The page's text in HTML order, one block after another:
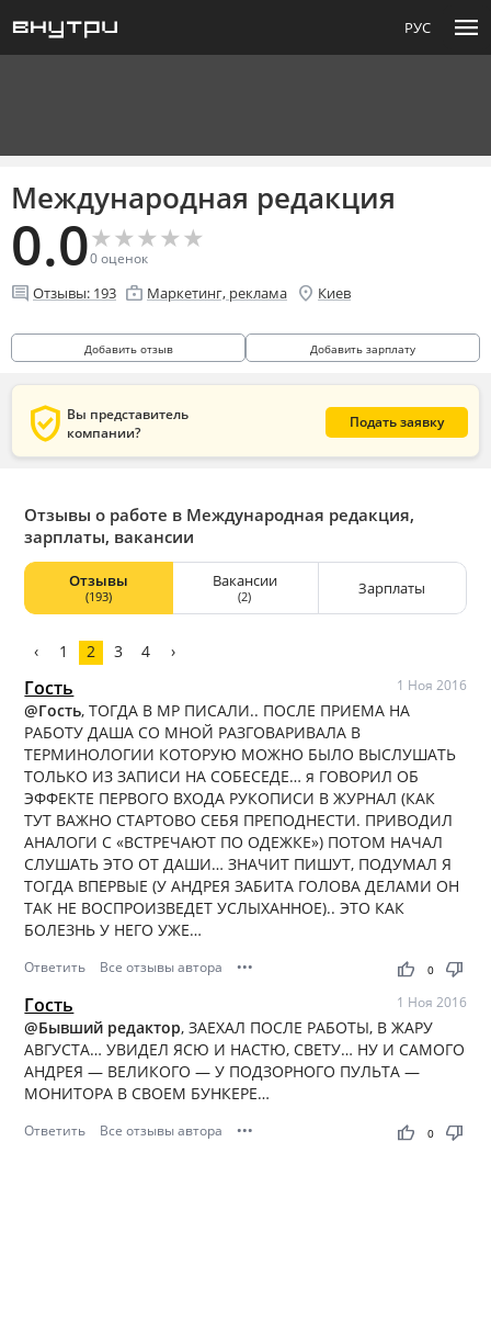
РУС menu
Международная редакция
0.0★
★★
★★
★★
★★
★
0оценок
comment Отзывы: 193 enterprise Маркетинг, реклама location_on Киев
Добавить отзыв Добавить зарплату
verified_user Вы представитель
компании?
Подать заявку
Отзывы о работе в Международная редакция,
зарплаты, вакансии
Отзывы
(193)
Вакансии
(2) Зарплаты
‹ 1 2 3 4 ›
Гость 1 Ноя 2016
@Гость, ТОГДА В МР ПИСАЛИ.. ПОСЛЕ ПРИЕМА НА
РАБОТУ ДАША СО МНОЙ РАЗГОВАРИВАЛА В
ТЕРМИНОЛОГИИ КОТОРУЮ МОЖНО БЫЛО ВЫСЛУШАТЬ
ТОЛЬКО ИЗ ЗАПИСИ НА СОБЕСЕДЕ… я ГОВОРИЛ ОБ
ЭФФЕКТЕ ПЕРВОГО ВХОДА РУКОПИСИ В ЖУРНАЛ (КАК
ТУТ ВАЖНО СТАРТОВО СЕБЯ ПРЕПОДНЕСТИ. ПРИВОДИЛ
АНАЛОГИ С «ВСТРЕЧАЮТ ПО ОДЕЖКЕ») ПОТОМ НАЧАЛ
СЛУШАТЬ ЭТО ОТ ДАШИ… ЗНАЧИТ ПИШУТ, ПОДУМАЛ Я
ТОГДА ВПЕРВЫЕ (У АНДРЕЯ ЗАБИТА ГОЛОВА ДЕЛАМИ ОН
ТАК НЕ ВОСПРОИЗВЕДЕТ УСЛЫХАННОЕ).. ЭТО КАК
БОЛЕЗНЬ У НЕГО УЖЕ…
Ответить Все отзывы автора ••• thumb_up thumb_down
0
Гость 1 Ноя 2016
@Бывший редактор, ЗАЕХАЛ ПОСЛЕ РАБОТЫ, В ЖАРУ
АВГУСТА… УВИДЕЛ ЯСЮ И НАСТЮ, СВЕТУ… НУ И САМОГО
АНДРЕЯ — ВЕЛИКОГО — У ПОДЗОРНОГО ПУЛЬТА —
МОНИТОРА В СВОЕМ БУНКЕРЕ…
Ответить Все отзывы автора ••• thumb_up thumb_down
0